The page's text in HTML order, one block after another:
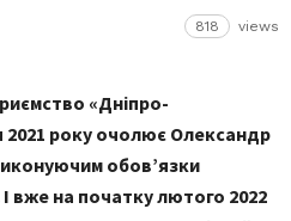
818 views
«Дніпро-
2021 року очолює Олександр
обов’язки
вже на початку лютого 2022